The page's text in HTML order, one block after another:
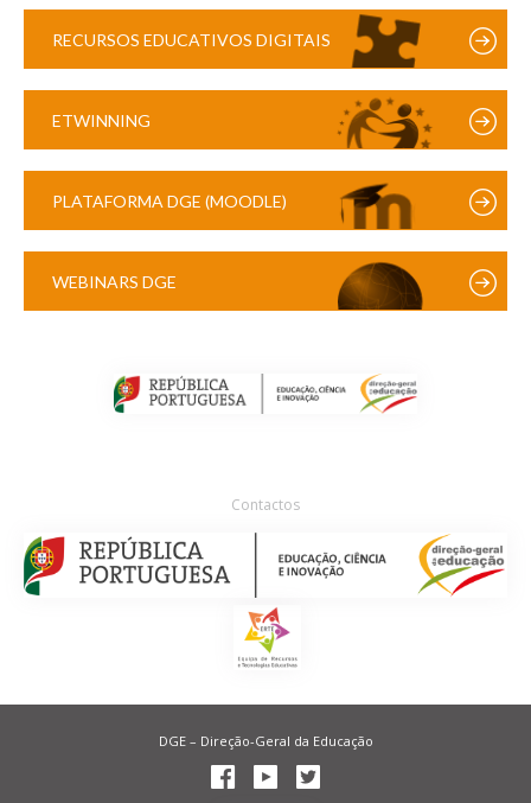
RECURSOS EDUCATIVOS DIGITAIS
ETWINNING
PLATAFORMA DGE (MOODLE)
WEBINARS DGE
Contactos
DGE – Direção-Geral da Educação